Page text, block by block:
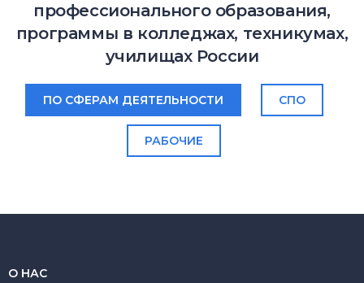
профессионального образования,
программы в колледжах, техникумах,
училищах России
ПО СФЕРАМ ДЕЯТЕЛЬНОСТИ СПО
РАБОЧИЕ
О НАС